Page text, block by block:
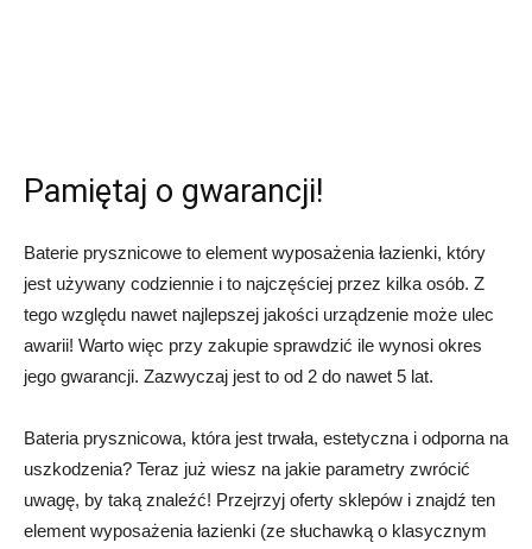
Pamiętaj o gwarancji!
Baterie prysznicowe to element wyposażenia łazienki, który
jest używany codziennie i to najczęściej przez kilka osób. Z
tego względu nawet najlepszej jakości urządzenie może ulec
awarii! Warto więc przy zakupie sprawdzić ile wynosi okres
jego gwarancji. Zazwyczaj jest to od 2 do nawet 5 lat.
Bateria prysznicowa, która jest trwała, estetyczna i odporna na
uszkodzenia? Teraz już wiesz na jakie parametry zwrócić
uwagę, by taką znaleźć! Przejrzyj oferty sklepów i znajdź ten
element wyposażenia łazienki (ze słuchawką o klasycznym